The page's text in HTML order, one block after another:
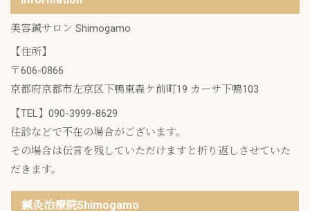
美容鍼サロン Shimogamo
【住所】
〒606-0866
京都府京都市左京区下鴨東森ケ前町19 カーサ下鴨103
【TEL】 090-3999-8629
往診などで不在の場合がございます。
その場合は伝言を残していただけますと折り返しさせていた
だきます。
鍼灸治療院Shimogamo